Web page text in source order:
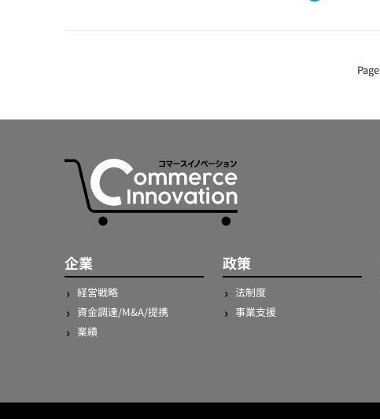
企業
経営戦略
資金調達/M&A/提携
業績
政策
法制度
事業支援